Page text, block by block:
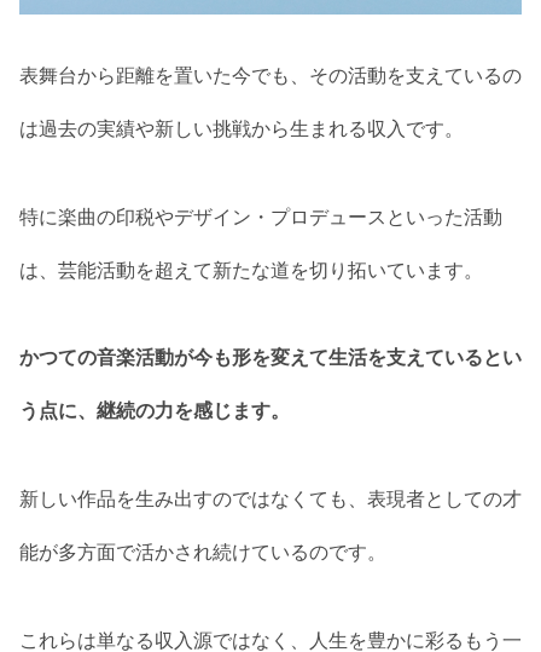
表舞台から距離を置いた今でも、その活動を支えているの
は過去の実績や新しい挑戦から生まれる収入です。
特に楽曲の印税やデザイン・プロデュースといった活動
は、芸能活動を超えて新たな道を切り拓いています。
かつての音楽活動が今も形を変えて生活を支えているとい
う点に、継続の力を感じます。
新しい作品を生み出すのではなくても、表現者としての才
能が多方面で活かされ続けているのです。
これらは単なる収入源ではなく、人生を豊かに彩るもう一